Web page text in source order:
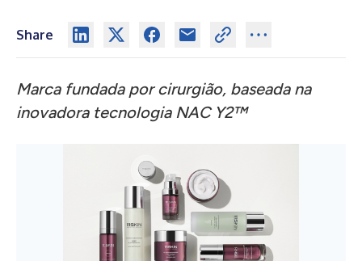
Share
Marca fundada por cirurgião, baseada na
inovadora tecnologia NAC Y2™